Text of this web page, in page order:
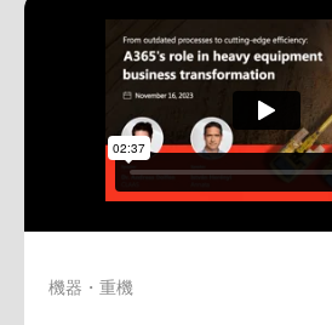
機器・重機